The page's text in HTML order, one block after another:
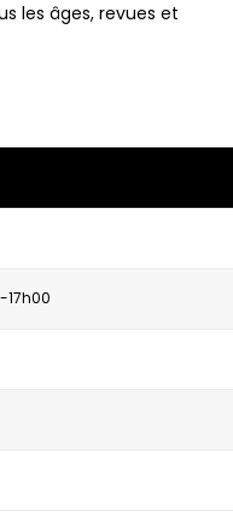
les âges, revues et
17h00